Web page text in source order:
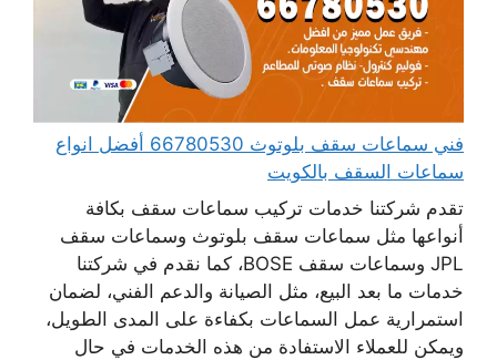
فني سماعات سقف بلوتوث 66780530 أفضل انواع
سماعات السقف بالكويت
تقدم شركتنا خدمات تركيب سماعات سقف بكافة
أنواعها مثل سماعات سقف بلوتوث وسماعات سقف
JPL وسماعات سقف BOSE، كما نقدم في شركتنا
خدمات ما بعد البيع، مثل الصيانة والدعم الفني، لضمان
استمرارية عمل السماعات بكفاءة على المدى الطويل،
ويمكن للعملاء الاستفادة من هذه الخدمات في حال